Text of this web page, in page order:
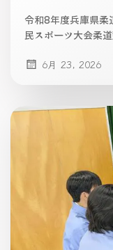
令和8年度兵庫県
民スポーツ大会柔
6月 23, 2026